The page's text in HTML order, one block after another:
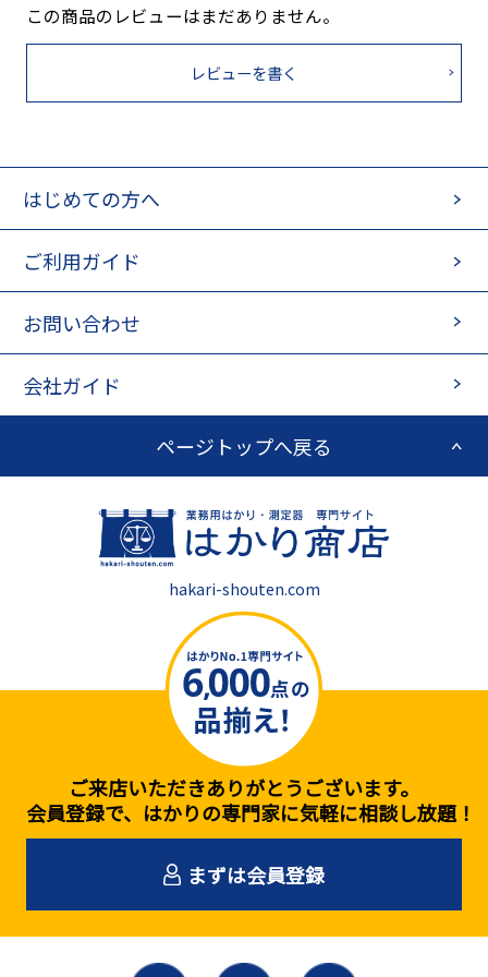
この商品のレビューはまだありません。
レビューを書く
ご来店いただきありがとうございます。
会員登録で、はかりの専門家に気軽に相談し放題！
まずは会員登録
はじめての方へ
ご利用ガイド
お問い合わせ
会社ガイド
ページトップへ戻る
hakari-shouten.com